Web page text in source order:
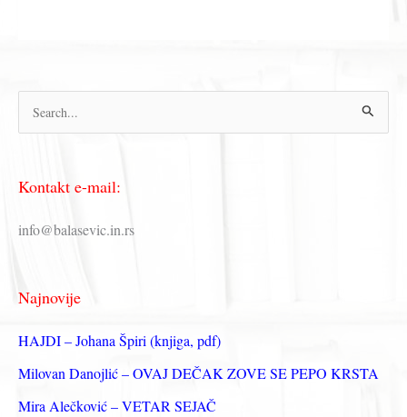
р
т
р
а
з
а
Kontakt e-mail:
info@balasevic.in.rs
Najnovije
HAJDI – Johana Špiri (knjiga, pdf)
Milovan Danojlić – OVAJ DEČAK ZOVE SE PEPO KRSTA
Mira Alečković – VETAR SEJAČ